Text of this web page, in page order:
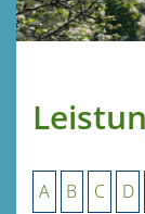
A B C D